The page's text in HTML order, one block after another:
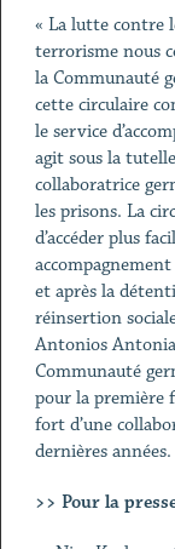
« La lutte contre
terrorisme nous
la Communauté
cette circulaire
le service
agit sous la
collaboratrice
les prisons. La
d’accéder plus
et après la
réinsertion
Antonios
Communauté
pour la première
fort d’une
dernières années.
>> Pour la